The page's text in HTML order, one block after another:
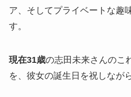
ア、そしてプライベートな趣
す。
現在31歳の志田未来さんのこ
を、彼女の誕生日を祝しなが